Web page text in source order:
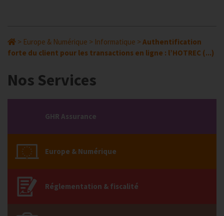
> Europe & Numérique > Informatique >Authentification
forte du client pour les transactions en ligne : l’HOTREC (...)
Nos Services
GHR Assurance
Europe & Numérique
Réglementation & fiscalité